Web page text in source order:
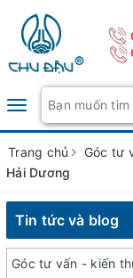
Toggle
navigation
Trang chủ Góc tư
Hải Dương
Tin tức và blog
Góc tư vấn - kiến